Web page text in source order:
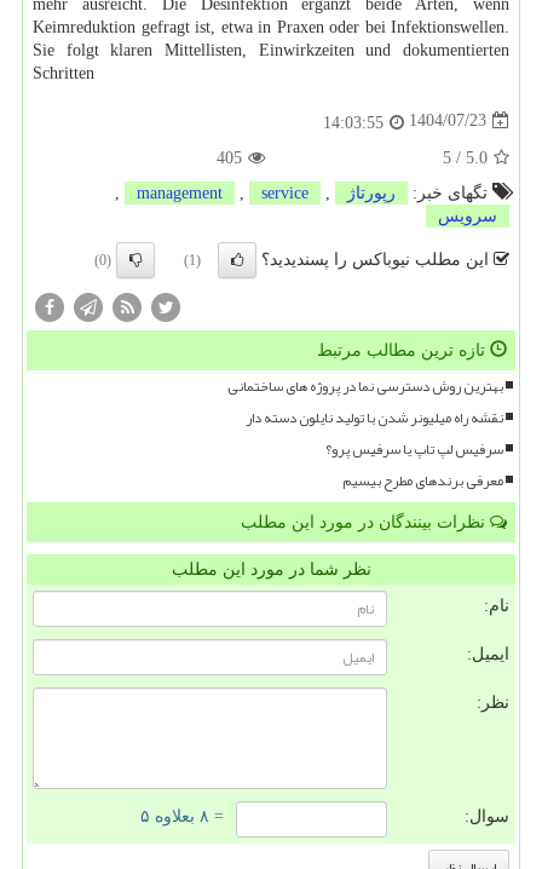
mehr ausreicht. Die Desinfektion ergänzt beide Arten, wenn
Keimreduktion gefragt ist, etwa in Praxen oder bei Infektionswellen.
Sie folgt klaren Mittellisten, Einwirkzeiten und dokumentierten
Schritten
1404/07/23
14:03:55
5.0
/
5
405
تگهای خبر:
رپورتاژ management service
سرویس
این مطلب نیوباکس را پسندیدید؟ (1)
(0)
تازه ترین مطالب مرتبط
بهترین روش دسترسی نما در پروژه های ساختمانی
نقشه راه میلیونر شدن با تولید نایلون دسته دار
سرفیس لپ تاپ یا سرفیس پرو؟
معرفی برندهای مطرح بیسیم
نظرات بینندگان در مورد این مطلب
نظر شما در مورد این مطلب
نام:
ایمیل:
نظر:
سوال: = ۸ بعلاوه ۵